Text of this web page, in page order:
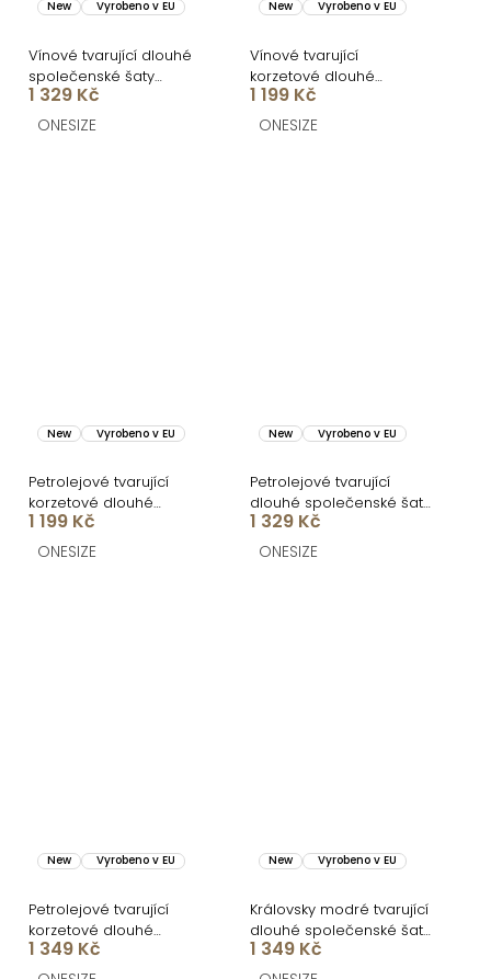
New Vyrobeno v EU
Vínové tvarující dlouhé
společenské šaty
CRUNCHA na jedno
rameno
1 329 Kč
ONESIZE
New Vyrobeno v EU
Vínové tvarující
korzetové dlouhé
společenské šaty
BRANFLA
1 199 Kč
ONESIZE
New Vyrobeno v EU
Petrolejové tvarující
korzetové dlouhé
společenské šaty
BRANFLA
1 199 Kč
ONESIZE
New Vyrobeno v EU
Petrolejové tvarující
dlouhé společenské šaty
CRUNCHA na jedno
rameno
1 329 Kč
ONESIZE
New Vyrobeno v EU
Petrolejové tvarující
korzetové dlouhé
společenské šaty
FRUESTA
1 349 Kč
New Vyrobeno v EU
Královsky modré tvarující
dlouhé společenské šaty
FRUESTA
1 349 Kč